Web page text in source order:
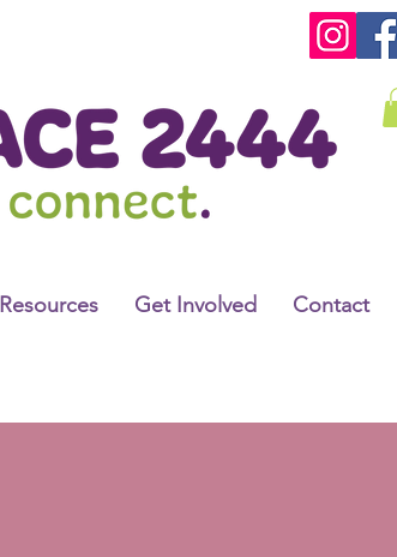
Resources Get Involved Contact